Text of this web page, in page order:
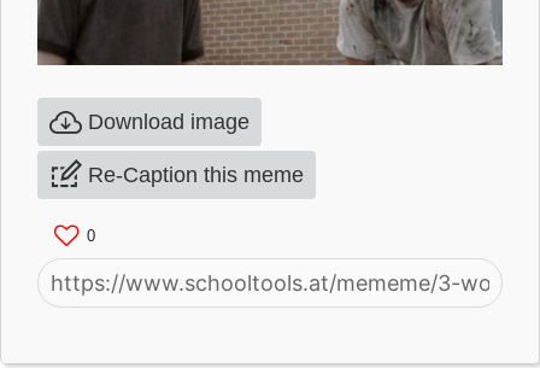
Download image
Re-Caption this meme
0